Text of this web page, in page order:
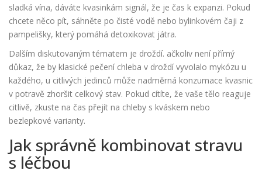
sladká vína, dáváte kvasinkám signál, že je čas k expanzi. Pokud
chcete něco pít, sáhněte po čisté vodě nebo bylinkovém čaji z
pampelišky, který pomáhá detoxikovat játra.
Dalším diskutovaným tématem je droždí. ačkoliv není přímý
důkaz, že by klasické pečení chleba v droždí vyvolalo mykózu u
každého, u citlivých jedinců může nadměrná konzumace kvasnic
v potravě zhoršit celkový stav. Pokud cítíte, že vaše tělo reaguje
citlivě, zkuste na čas přejít na chleby s kváskem nebo
bezlepkové varianty.
Jak správně kombinovat stravu
s léčbou